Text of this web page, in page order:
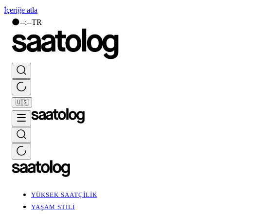
İçeriğe atla
🌑--:--TR
🇺🇸
YÜKSEK SAATÇİLİK
YAŞAM STİLİ